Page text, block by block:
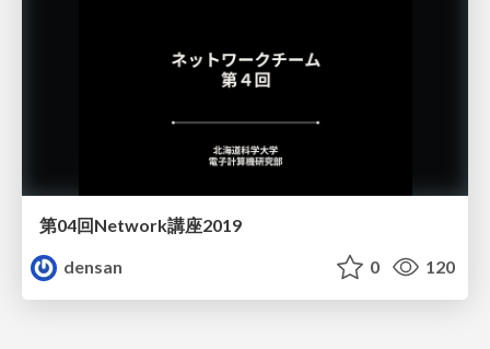
第04回Network講座2019
densan
0 120